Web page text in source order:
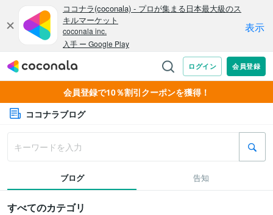
会員登録で10％割引クーポンを獲得！
ココナラブログ
ブログ 告知
すべてのカテゴリ